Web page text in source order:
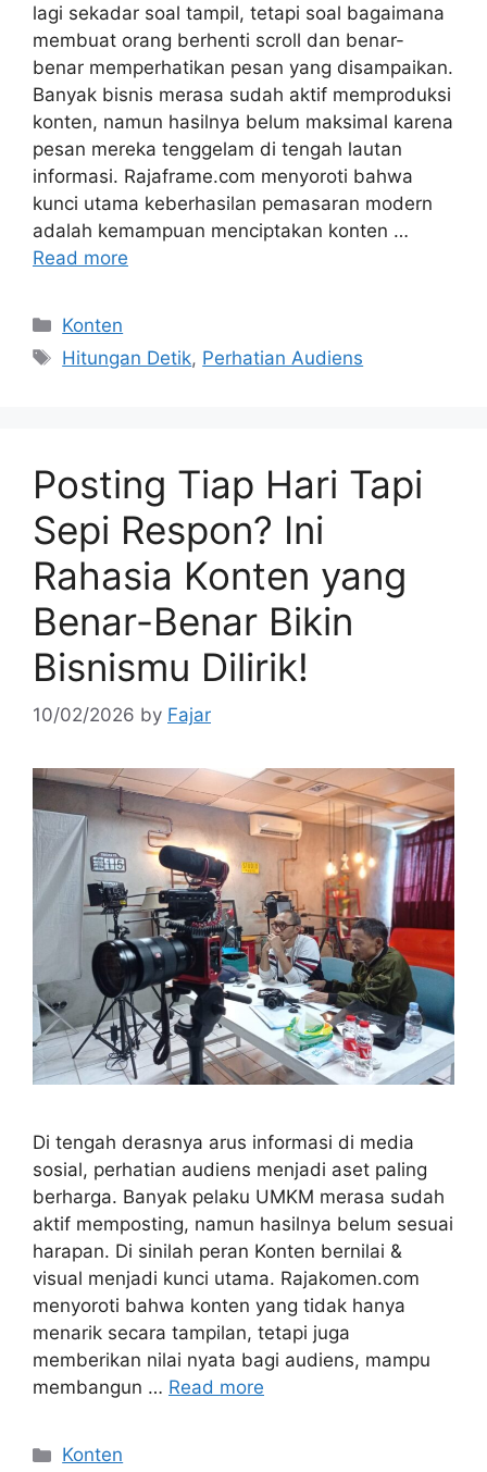
lagi sekadar soal tampil, tetapi soal bagaimana
membuat orang berhenti scroll dan benar-
benar memperhatikan pesan yang disampaikan.
Banyak bisnis merasa sudah aktif memproduksi
konten, namun hasilnya belum maksimal karena
pesan mereka tenggelam di tengah lautan
informasi. Rajaframe.com menyoroti bahwa
kunci utama keberhasilan pemasaran modern
adalah kemampuan menciptakan konten …
Read more
Categories
Konten
Tags
Hitungan Detik, Perhatian Audiens
Posting Tiap Hari Tapi
Sepi Respon? Ini
Rahasia Konten yang
Benar-Benar Bikin
Bisnismu Dilirik!
10/02/2026 by Fajar
Di tengah derasnya arus informasi di media
sosial, perhatian audiens menjadi aset paling
berharga. Banyak pelaku UMKM merasa sudah
aktif memposting, namun hasilnya belum sesuai
harapan. Di sinilah peran Konten bernilai &
visual menjadi kunci utama. Rajakomen.com
menyoroti bahwa konten yang tidak hanya
menarik secara tampilan, tetapi juga
memberikan nilai nyata bagi audiens, mampu
membangun … Read more
Categories
Konten